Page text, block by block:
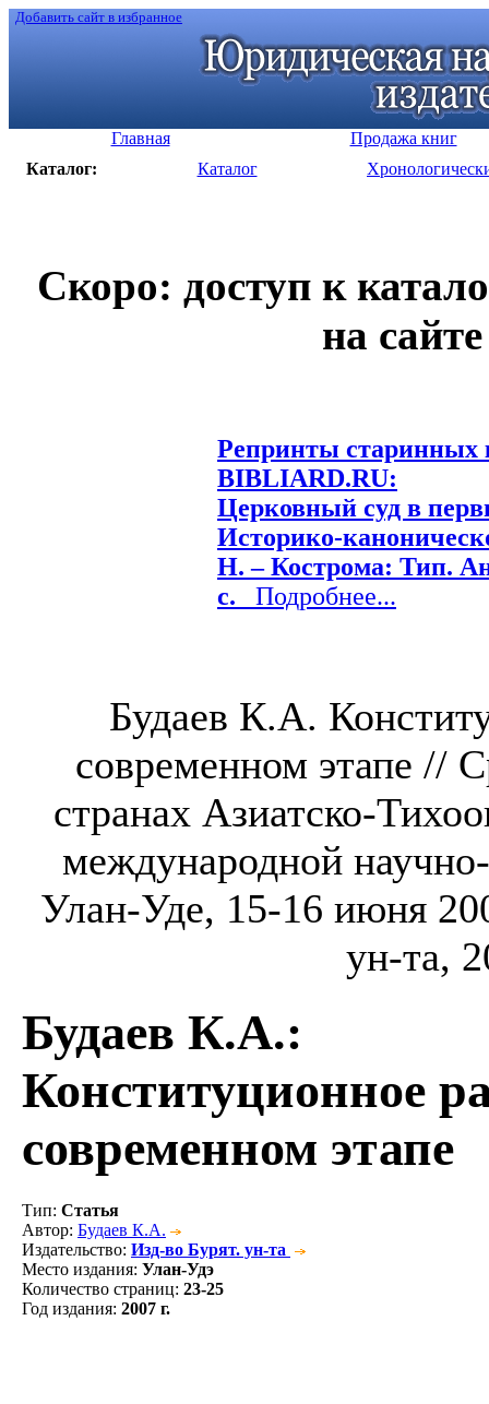
Добавить сайт в избранное
Главная
Продажа книг
Каталог:
Каталог
Скоро: доступ к
на
Репринты старинных
BIBLIARD.RU:
Церковный суд в
Историко-
Н. – Кострома: Тип.
с. Подробнее...
Будаев К.А.
современном этапе //
странах Азиатско-
международной
Улан-Уде, 15-16 июня
ун-та,
Будаев К.А.:
Конституционное
современном этапе
Тип: Статья
Автор: Будаев К.А.
Издательство: Изд-во Бурят. ун-та
Место издания: Улан-Удэ
Количество страниц: 23-25
Год издания: 2007 г.